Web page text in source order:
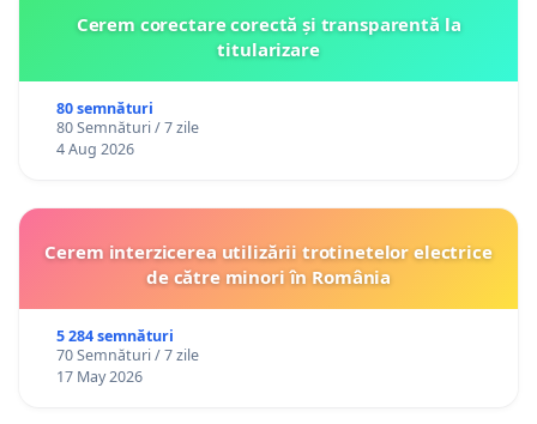
Cerem corectare corectă și transparentă la
titularizare
80 semnături
80 Semnături / 7 zile
4 Aug 2026
Cerem interzicerea utilizării trotinetelor electrice
de către minori în România
5 284 semnături
70 Semnături / 7 zile
17 May 2026